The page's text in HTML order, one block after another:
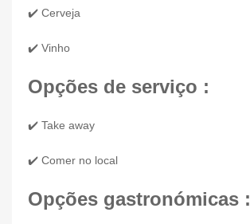
✔️ Cerveja
✔️ Vinho
Opções de serviço :
✔️ Take away
✔️ Comer no local
Opções gastronómicas :